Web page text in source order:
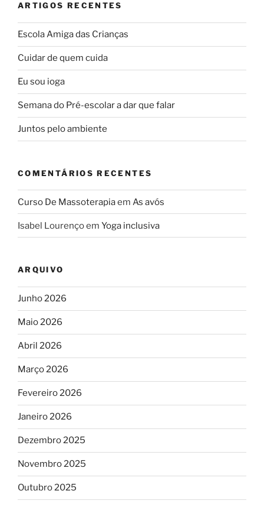
ARTIGOS RECENTES
Escola Amiga das Crianças
Cuidar de quem cuida
Eu sou ioga
Semana do Pré-escolar a dar que falar
Juntos pelo ambiente
COMENTÁRIOS RECENTES
Curso De Massoterapiaem As avós
Isabel Lourençoem Yoga inclusiva
ARQUIVO
Junho 2026
Maio 2026
Abril 2026
Março 2026
Fevereiro 2026
Janeiro 2026
Dezembro 2025
Novembro 2025
Outubro 2025